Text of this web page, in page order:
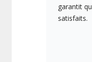
garantit
satisfaits.